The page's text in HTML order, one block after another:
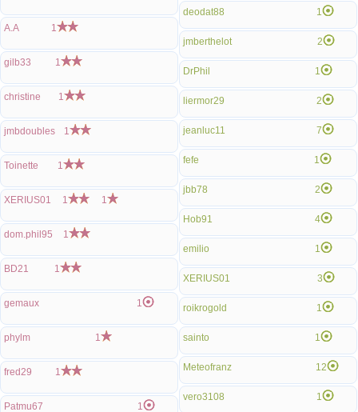
A.A 1
gilb33 1
christine 1
jmbdoubles 1
Toinette 1
XERIUS01 1 1
dom.phil95 1
BD21 1
gemaux 1
phylm 1
fred29 1
Patmu67 1
deodat88 1
jmberthelot 2
DrPhil 1
liermor29 2
jeanluc11 7
fefe 1
jbb78 2
Hob91 4
emilio 1
XERIUS01 3
roikrogold 1
sainto 1
Meteofranz 12
vero3108 1